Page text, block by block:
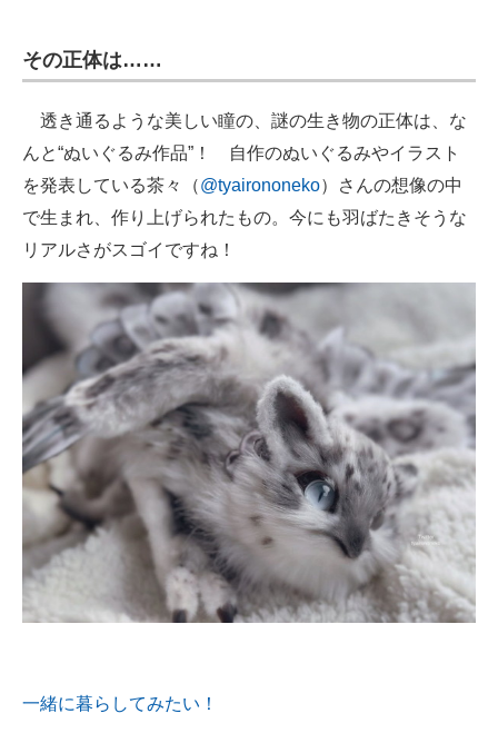
その正体は……
透き通るような美しい瞳の、謎の生き物の正体は、な
んと“ぬいぐるみ作品”！ 自作のぬいぐるみやイラスト
を発表している茶々（@tyairononeko）さんの想像の中
で生まれ、作り上げられたもの。今にも羽ばたきそうな
リアルさがスゴイですね！
一緒に暮らしてみたい！